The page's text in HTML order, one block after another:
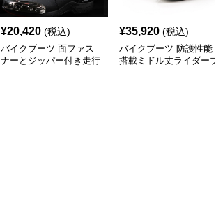
¥20,420 (税込)
バイクブーツ 面ファス
ナーとジッパー付き走行
¥35,920 (税込)
バイクブーツ 防護性能
搭載ミドル丈ライダーブ